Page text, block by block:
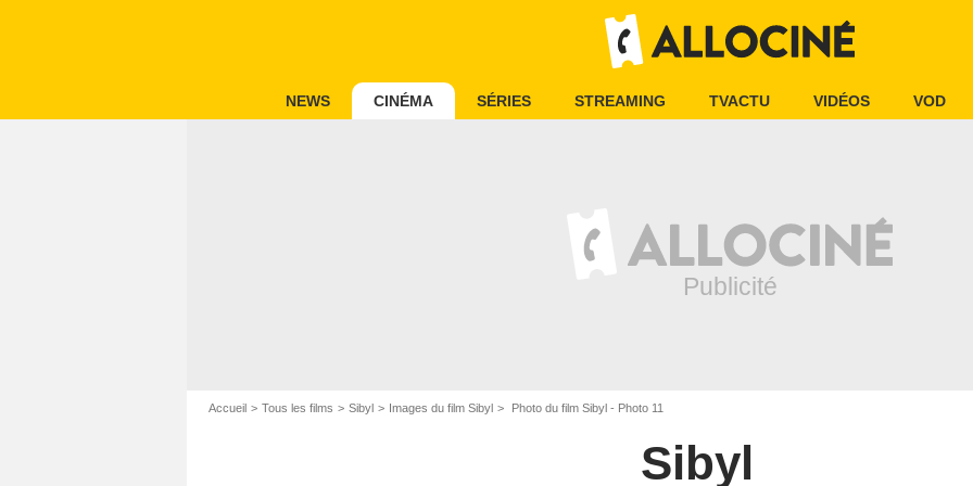
NEWS CINÉMA SÉRIES STREAMING TVACTU VIDÉOS VOD
Accueil Tous les films Sibyl Images du film Sibyl Photo du film Sibyl - Photo 11
Sibyl